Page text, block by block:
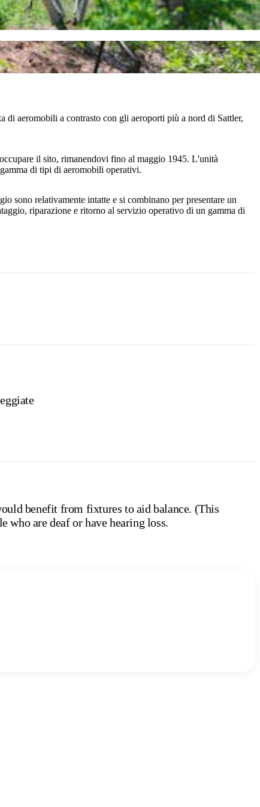
di aeromobili a contrasto con gli aeroporti più a nord di Sattler,
il sito, rimanendovi fino al maggio 1945. L'unità
di tipi di aeromobili operativi.
sono relativamente intatte e si combinano per presentare un
riparazione e ritorno al servizio operativo di un gamma di
benefit from fixtures to aid balance. (This
who are deaf or have hearing loss.